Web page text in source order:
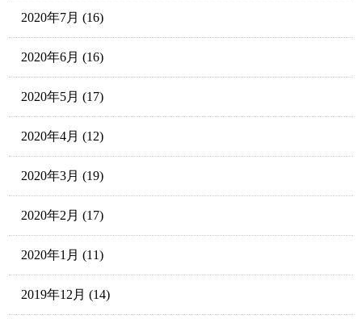
2020年7月 (16)
2020年6月 (16)
2020年5月 (17)
2020年4月 (12)
2020年3月 (19)
2020年2月 (17)
2020年1月 (11)
2019年12月 (14)